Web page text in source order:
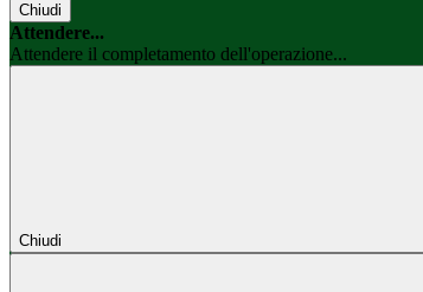
Chiudi
Attendere...
Attendere il completamento dell'operazione...
Chiudi